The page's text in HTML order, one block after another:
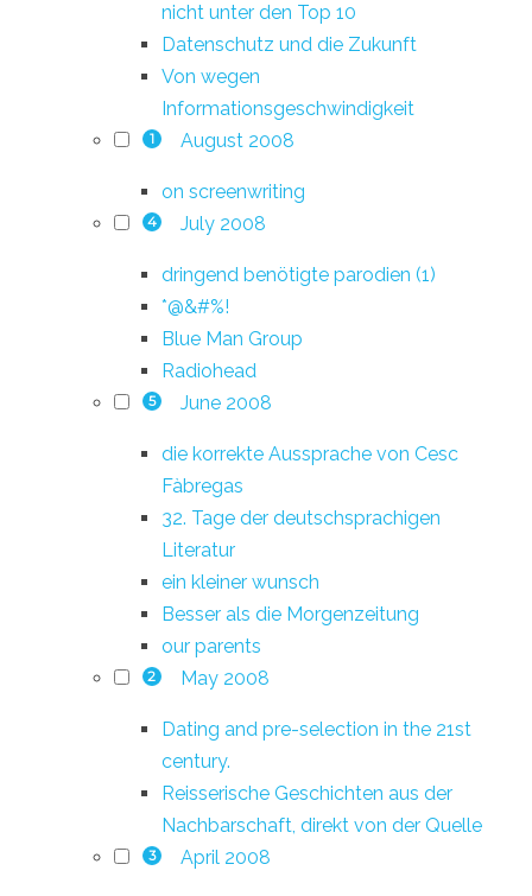
nicht unter den Top 10
Datenschutz und die Zukunft
Von wegen
Informationsgeschwindigkeit
1 August 2008
on screenwriting
4 July 2008
dringend benötigte parodien (1)
*@&#%!
Blue Man Group
Radiohead
5 June 2008
die korrekte Aussprache von Cesc
Fàbregas
32. Tage der deutschsprachigen
Literatur
ein kleiner wunsch
Besser als die Morgenzeitung
our parents
2 May 2008
Dating and pre-selection in the 21st
century.
Reisserische Geschichten aus der
Nachbarschaft, direkt von der Quelle
3 April 2008